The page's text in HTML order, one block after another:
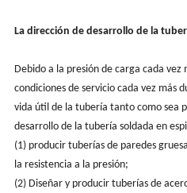
La dirección de desarrollo de la
Debido a la presión de carga cada
condiciones de servicio cada vez más
vida útil de la tubería tanto como sea
desarrollo de la tubería soldada en
(1) producir tuberías de paredes
la resistencia a la presión;
(2) Diseñar y producir tuberías de